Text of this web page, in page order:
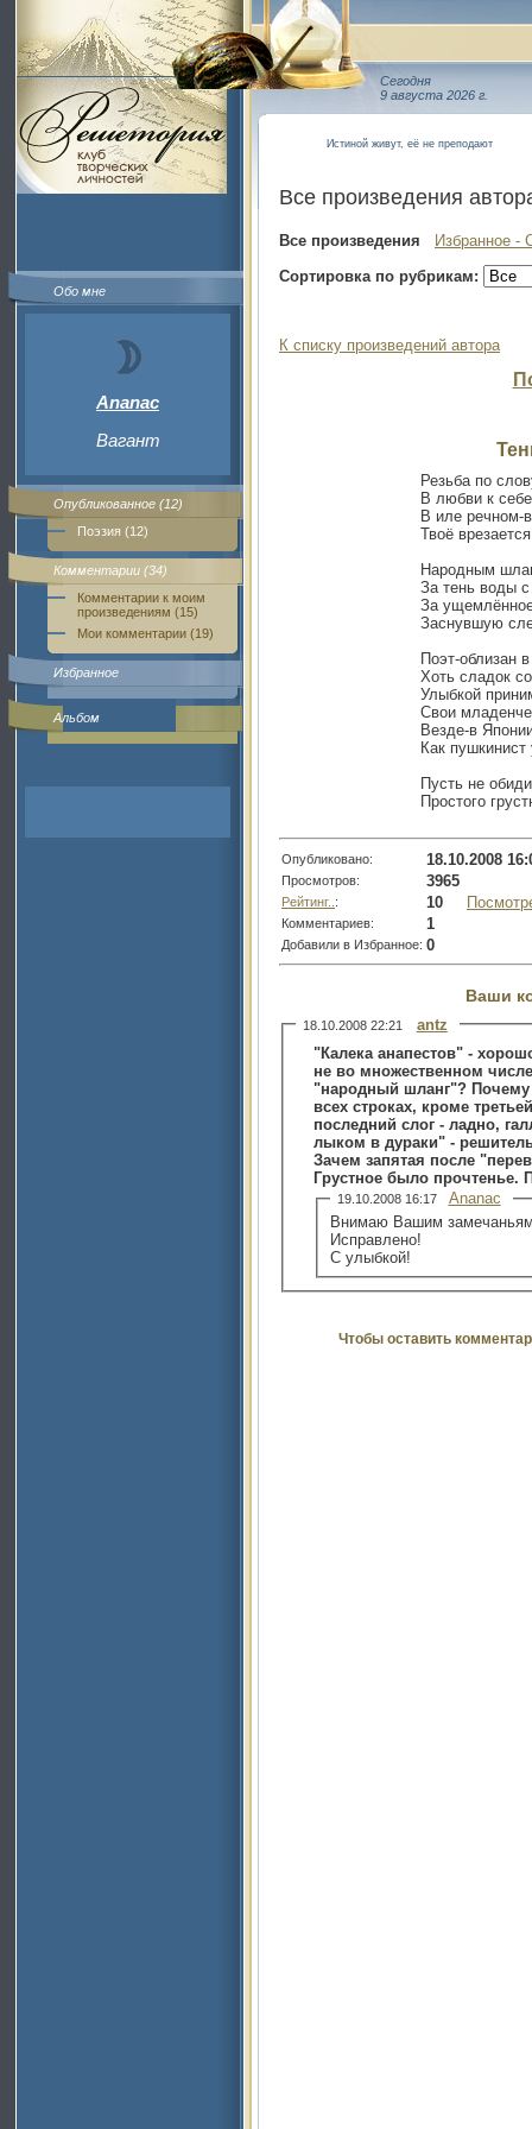
Обо мне
Ananac
Вагант
Опубликованное (12)
Поэзия (12)
Комментарии (34)
Комментарии к моим
произведениям (15)
Мои комментарии (19)
Избранное
Альбом
Сегодня
9 августа 2026 г.
Истиной живут, её не преподают
Все произведения
Все произведения
Избранное -
Сортировка по рубрикам:
К списку произведений автора
Резьба по
В любви к
В иле речном-
Твоё
Народным
За тень воды
За
Заснувшую
Поэт-облизан
Хоть сладок
Улыбкой
Свои
Везде-в
Как
Пусть не
Простого
Опубликовано: 18.10.2008
Просмотров: 3965
Рейтинг.. : 10
Комментариев: 1
Добавили в Избранное: 0
Ваши
18.10.2008 22:21
antz
"Калека анапестов" -
не во множественном
"народный шланг"? Почему
всех строках, кроме
последний слог - ладно,
лыком в дураки" -
Зачем запятая после
Грустное было
19.10.2008 16:17
Ananac
Внимаю Вашим
Исправлено!
С улыбкой!
Чтобы оставить